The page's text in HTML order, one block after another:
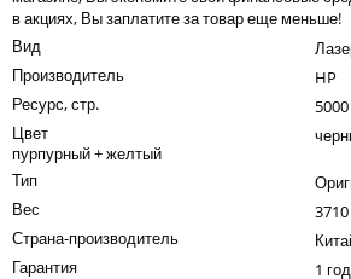
Ricoh
Sharp
Для франкировальной машины
Ленточные картриджи
в акциях, Вы заплатите за товар еще меньше!
Вид
Производитель
HP
Ресурс, стр.
Цвет
пурпурный + желтый
Тип
Вес
3710
Страна-производитель
Гарантия
1 год